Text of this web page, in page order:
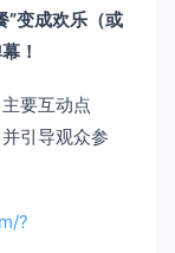
”变成欢乐（或
！​
要互动点
引导观众参
?